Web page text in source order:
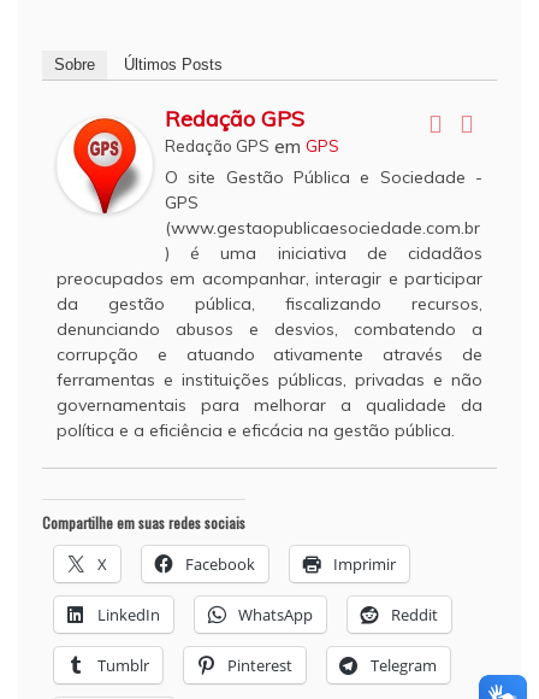
Sobre Últimos Posts
Redação GPS
Redação GPS em GPS
O site Gestão Pública e Sociedade -
GPS
(www.gestaopublicaesociedade.com.br
) é uma iniciativa de cidadãos
preocupados em acompanhar, interagir e participar
da gestão pública, fiscalizando recursos,
denunciando abusos e desvios, combatendo a
corrupção e atuando ativamente através de
ferramentas e instituições públicas, privadas e não
governamentais para melhorar a qualidade da
política e a eficiência e eficácia na gestão pública.
Compartilhe em suas redes sociais
X Facebook Imprimir
LinkedIn WhatsApp Reddit
Tumblr Pinterest Telegram